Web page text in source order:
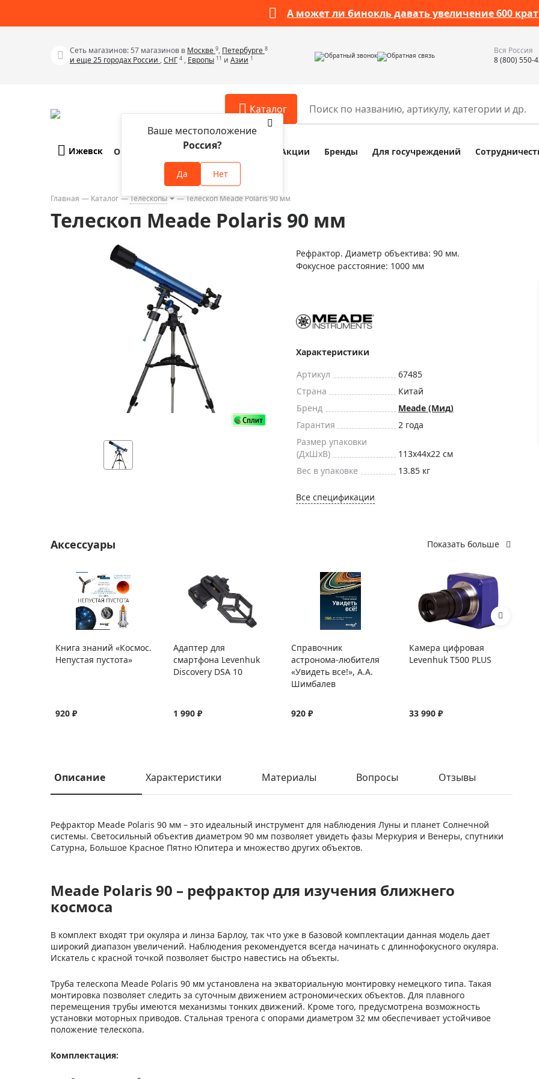
А может ли бинокль давать увеличение 600
Сеть магазинов: 57 магазинов в Москве 9, Петербурге 8
и еще 25 городах России ,СНГ 4 , Европы 11 и Азии 1 Обратный звонок Обратная связь
Вся Россия
8 (800) 550-
Каталог
Телескопы
Бинокли
Зрительные трубы
Приборы ночного видения
Метеостанции, барометры, часы
Discovery (Дискавери)
Астропланетарии
Аксессуары для микроскопов
Аксессуары для зрительных труб
Аксессуары для луп
Аксессуары для приборов ночного
Распродажа оптики по специальным
Распродажа выставочных образцов
Разное
Глобусы
Глобусы интерактивные
Фонари
Элементы питания, карты
Экшн-камеры
Фотооборудование
Ижевск
Ваше местоположение
Россия?
Да Нет
О компании Оплата и доставка Акции Бренды Для госучреждений
Главная Каталог Телескопы Телескоп Meade Polaris 90 мм
Телескоп Meade Polaris 90 мм
Рефрактор. Диаметр объектива: 90 мм.
Фокусное расстояние: 1000 мм
Характеристики
Артикул
67485
Страна
Китай
Бренд
Meade (Мид)
Гарантия
2 года
Размер упаковки
(ДxШxВ)
113x44x22 см
Вес в упаковке
13.85 кг
Все спецификации
Аксессуары Показать больше
Книга знаний «Космос.
Непустая пустота»
920 ₽
Адаптер для
смартфона Levenhuk
Discovery DSA 10
1 990 ₽
Справочник
астронома-любителя
«Увидеть все!», А.А.
Шимбалев
920 ₽
Камера цифровая
Levenhuk T500 PLUS
33 990 ₽
Описание Характеристики Материалы Вопросы Отзывы
Рефрактор Meade Polaris 90 мм – это идеальный инструмент для наблюдения Луны и планет Солнечной
системы. Светосильный объектив диаметром 90 мм позволяет увидеть фазы Меркурия и Венеры, спутники
Сатурна, Большое Красное Пятно Юпитера и множество других объектов.
Meade Polaris 90 – рефрактор для изучения ближнего
космоса
В комплект входят три окуляра и линза Барлоу, так что уже в базовой комплектации данная модель дает
широкий диапазон увеличений. Наблюдения рекомендуется всегда начинать с длиннофокусного окуляра.
Искатель с красной точкой позволяет быстро навестись на объекты.
Труба телескопа Meade Polaris 90 мм установлена на экваториальную монтировку немецкого типа. Такая
монтировка позволяет следить за суточным движением астрономических объектов. Для плавного
перемещения трубы имеются механизмы тонких движений. Кроме того, предусмотрена возможность
установки моторных приводов. Стальная тренога с опорами диаметром 32 мм обеспечивает устойчивое
положение телескопа.
Комплектация: